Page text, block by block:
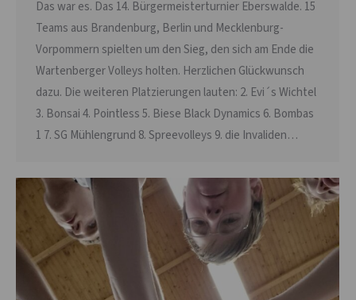
Das war es. Das 14. Bürgermeisterturnier Eberswalde. 15
Teams aus Brandenburg, Berlin und Mecklenburg-
Vorpommern spielten um den Sieg, den sich am Ende die
Wartenberger Volleys holten. Herzlichen Glückwunsch
dazu. Die weiteren Platzierungen lauten: 2. Evi´s Wichtel
3. Bonsai 4. Pointless 5. Biese Black Dynamics 6. Bombas
1 7. SG Mühlengrund 8. Spreevolleys 9. die Invaliden…